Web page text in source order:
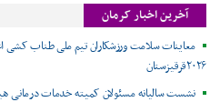
آخرین اخبار کرمان
معاینات سلامت ورزشکاران تیم ملی طناب کشی
۲۰۲۶قرقیزستان
نشست سالیانه مسئولان کمیته خدمات درمانی